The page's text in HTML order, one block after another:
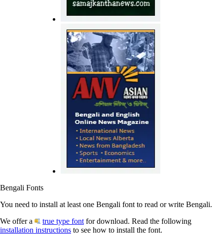
Bengali Fonts
You need to install at least one Bengali font to read or write Bengali.
We offer a
true type font for download. Read the following
installation instructions to see how to install the font.